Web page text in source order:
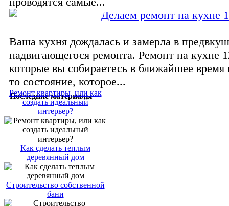
Делаем ремонт на кухне
Ваша кухня дождалась и замерла в
надвигающегося ремонта. Ремонт на кухне
которые вы собираетесь в ближайшее время
то состояние, которое...
Последние материалы
Ремонт квартиры, или как
создать идеальный
интерьер?
Как сделать теплым
деревянный дом
Строительство собственной
бани